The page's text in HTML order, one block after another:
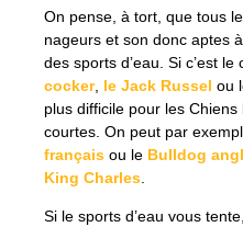
On pense, à tort, que tous
nageurs et son donc aptes
des sports d’eau. Si c’est le
cocker, le Jack Russel ou
plus difficile pour les
courtes. On peut par
français ou le Bulldog
King Charles
Si le sports d’eau vous